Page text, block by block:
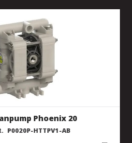
Phoenix 20
P0020P-HTTPV1-AB